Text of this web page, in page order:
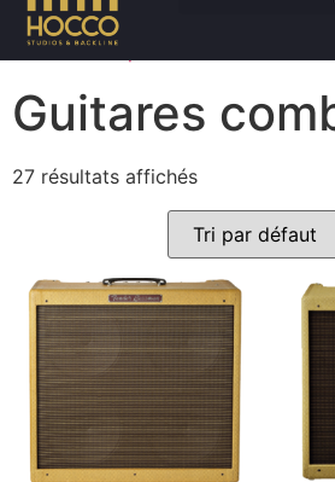
Accueil/Amplis
Guitares
27 résultats affichés